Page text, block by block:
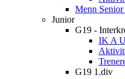
Menn Senior
Junior
G19 -
IK A
G19 1.div